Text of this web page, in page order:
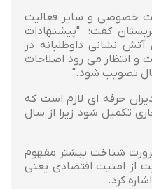
خصوصی و سایر فعالیت
گفت: "پیشنهادات
نشانی داوطلبانه در
و انتظار می رود اصلاحات
تصویب شود."
حرفه ای لازم است که
تکمیل شود زیرا از سال
شناخت بیشتر مفهوم
از امنیت اقتصادی یعنی
کرد.